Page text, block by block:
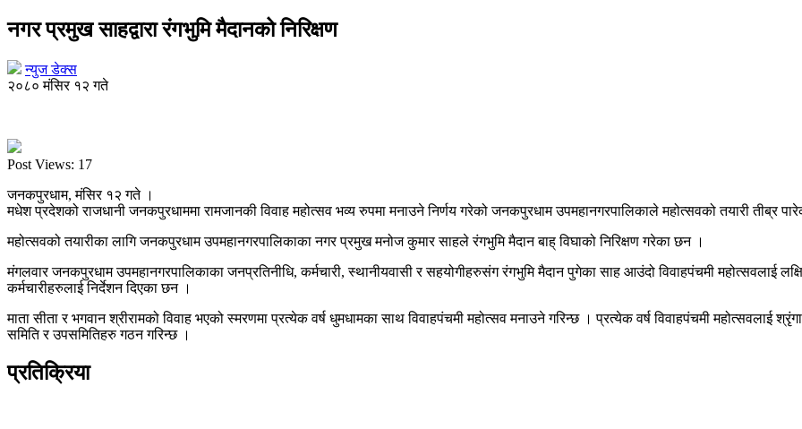
नगर प्रमुख साहद्वारा रंगभुमि मैदानको निरिक्षण
न्युज डेक्स
२०८० मंसिर १२ गते
Post Views: 17
जनकपुरधाम, मंसिर १२ गते ।
मधेश प्रदेशको राजधानी जनकपुरधाममा रामजानकी विवाह महोत्सव भव्य रुपमा मनाउने निर्णय गरेको जनकपुरधाम उपमहानगरपालिकाले महोत्सवको तयारी तीब्र
महोत्सवको तयारीका लागि जनकपुरधाम उपमहानगरपालिकाका नगर प्रमुख मनोज कुमार साहले रंगभुमि मैदान बाह् विघाको निरिक्षण गरेका छन ।
मंगलवार जनकपुरधाम उपमहानगरपालिकाका जनप्रतिनीधि, कर्मचारी, स्थानीयवासी र सहयोगीहरुसंग रंगभुमि मैदान पुगेका साह आउंदो विवाहपंचमी महोत्सवलाई
कर्मचारीहरुलाई निर्देशन दिएका छन ।
माता सीता र भगवान श्रीरामको विवाह भएको स्मरणमा प्रत्येक वर्ष धुमधामका साथ विवाहपंचमी महोत्सव मनाउने गरिन्छ । प्रत्येक वर्ष विवाहपंचमी महोत्सवलाई
समिति र उपसमितिहरु गठन गरिन्छ ।
प्रतिक्रिया